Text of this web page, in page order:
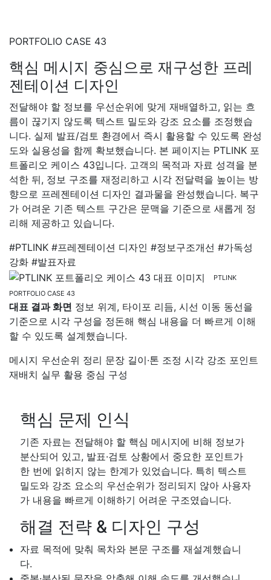
PORTFOLIO CASE 43
핵심 메시지 중심으로 재구성한 프레
젠테이션 디자인
전달해야 할 정보를 우선순위에 맞게 재배열하고, 읽는 흐
름이 끊기지 않도록 텍스트 밀도와 강조 요소를 조정했습
니다. 실제 발표/검토 환경에서 즉시 활용할 수 있도록 완성
도와 실용성을 함께 확보했습니다. 본 페이지는 PTLINK 포
트폴리오 케이스 43입니다. 고객의 목적과 자료 성격을 분
석한 뒤, 정보 구조를 재정리하고 시각 전달력을 높이는 방
향으로 프레젠테이션 디자인 결과물을 완성했습니다. 복구
가 어려운 기존 텍스트 구간은 문맥을 기준으로 새롭게 정
리해 제공하고 있습니다.
#PTLINK #프레젠테이션 디자인 #정보구조개선 #가독성
강화 #발표자료
PTLINK
PORTFOLIO CASE 43
대표 결과 화면 정보 위계, 타이포 리듬, 시선 이동 동선을
기준으로 시각 구성을 정돈해 핵심 내용을 더 빠르게 이해
할 수 있도록 설계했습니다.
메시지 우선순위 정리 문장 길이·톤 조정 시각 강조 포인트
재배치 실무 활용 중심 구성
핵심 문제 인식
기존 자료는 전달해야 할 핵심 메시지에 비해 정보가
분산되어 있고, 발표·검토 상황에서 중요한 포인트가
한 번에 읽히지 않는 한계가 있었습니다. 특히 텍스트
밀도와 강조 요소의 우선순위가 정리되지 않아 사용자
가 내용을 빠르게 이해하기 어려운 구조였습니다.
해결 전략 & 디자인 구성
자료 목적에 맞춰 목차와 본문 구조를 재설계했습니
다.